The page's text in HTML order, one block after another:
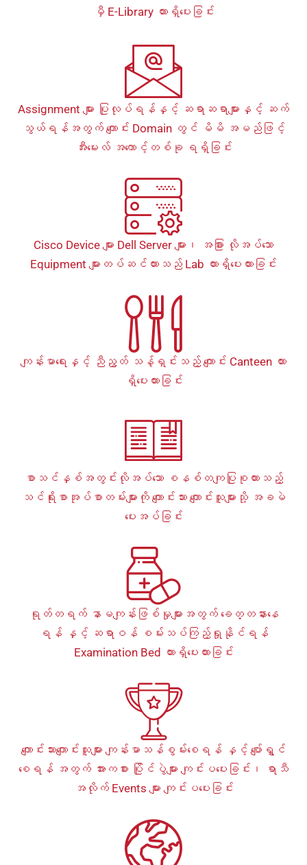
မှီ E-Library ထားရှိပေးခြင်း
Assignment များ ပြုလုပ်ရန်နှင့် ဆရာဆရာများနှင့် ဆက်
သွယ်ရန်အတွက် ကျောင်း Domain တွင် မိမိ အမည်ဖြင့်
အီးမေးလ် အကောင့်တစ်ခု ရရှိခြင်း
Cisco Device များ Dell Server များ၊ အခြား လိုအပ်သော
Equipment များတပ်ဆင်ထားသည် Lab ထားရှိပေးထားခြင်း
ကျန်းမာရေးနှင့် ညီညွတ် သန့်ရှင်းသည့် ကျောင်း Canteen ထား
ရှိပေးထားခြင်း
စာသင်နှစ်အတွင်းလိုအပ်သော စနစ်တကျပြုစုထားသည့်
သင်ရိုးစာအုပ်စာတမ်းများကို ကျောင်းသား ကျောင်းသူများသို့ အခမဲ
ပေးအပ်ခြင်း
ရုတ်တရက် နာမကျန်းဖြစ်မှုများအတွက် ခေတ္တနားနေ
ရန် နှင့် ဆရာဝန် စမ်းသပ်ကြည့်ရှုနိုင်ရန်
Examination Bed ထားရှိပေးထားခြင်း
ကျောင်းသားကျောင်းသူများ ကျန်းမာသန်စွမ်းစေရန် နှင့် ပျော်ရွှင်
စေရန် အတွက် အားကစား ပြိုင်ပွဲများ ကျင်းပပေးခြင်း၊ ရာသီ
အလိုက် Events များ ကျင်းပပေးခြင်း